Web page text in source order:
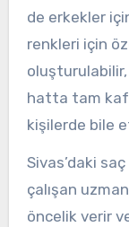
de erkekler
renkleri için
hatta tam
kişilerde bile
Sivas’daki
çalışan
öncelik verir